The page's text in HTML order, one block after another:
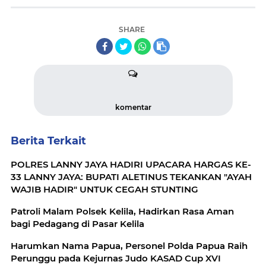
SHARE
komentar
Berita Terkait
POLRES LANNY JAYA HADIRI UPACARA HARGAS KE-
33 LANNY JAYA: BUPATI ALETINUS TEKANKAN "AYAH
WAJIB HADIR" UNTUK CEGAH STUNTING
Patroli Malam Polsek Kelila, Hadirkan Rasa Aman
bagi Pedagang di Pasar Kelila
Harumkan Nama Papua, Personel Polda Papua Raih
Perunggu pada Kejurnas Judo KASAD Cup XVI